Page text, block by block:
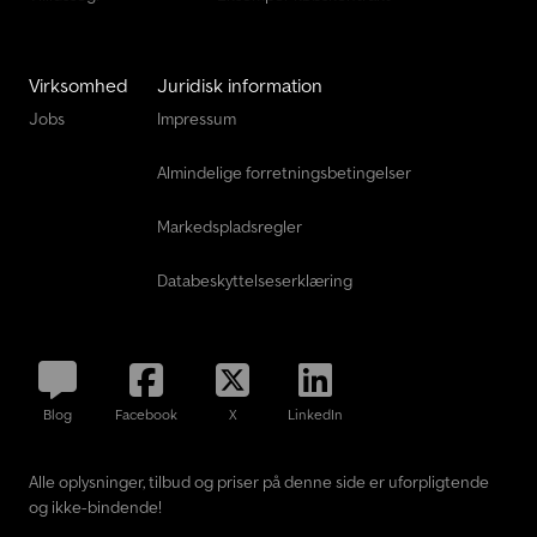
Virksomhed
Jobs
Juridisk information
Impressum
Almindelige forretningsbetingelser
Markedspladsregler
Databeskyttelseserklæring
Blog Facebook X LinkedIn
Alle oplysninger, tilbud og priser på denne side er uforpligtende
og ikke-bindende!